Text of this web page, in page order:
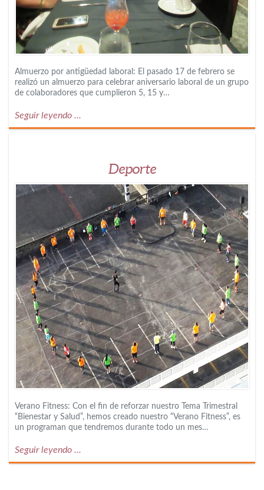
Almuerzo por antigüedad laboral: El pasado 17 de febrero se
realizó un almuerzo para celebrar aniversario laboral de un grupo
de colaboradores que cumplieron 5, 15 y…
Seguir leyendo ...
Deporte
Verano Fitness: Con el fin de reforzar nuestro Tema Trimestral
“Bienestar y Salud”, hemos creado nuestro “Verano Fitness”, es
un programan que tendremos durante todo un mes…
Seguir leyendo ...